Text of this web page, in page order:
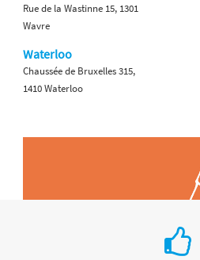
Rue de la Wastinne 15, 1301
Wavre
Waterloo
Chaussée de Bruxelles 315,
1410 Waterloo